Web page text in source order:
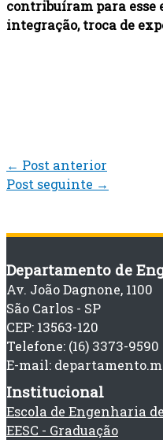
contribuíram para esse
integração, troca de
← Post anterior
Post seguinte →
Departamento de
Av. João Dagnone, 1100
São Carlos - SP
CEP: 13563-120
Telefone: (16) 3373-9590
E-mail:
Institucional
Escola de Engenharia
EESC - Graduação